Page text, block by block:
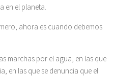
en el planeta.
ahora es cuando debemos
marchas por el agua, en las que
en las que se denuncia que el